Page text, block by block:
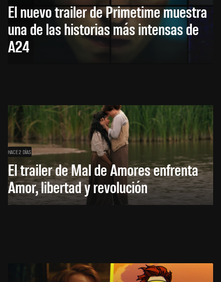
El nuevo trailer de Primetime muestra
una de las historias más intensas de
A24
HACE 2 DÍAS
El trailer de Mal de Amores enfrenta
Amor, libertad y revolución